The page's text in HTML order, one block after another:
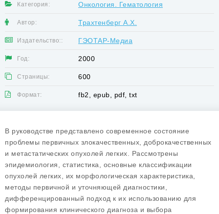
Категория: Онкология. Гематология
Автор: Трахтенберг А.Х.
Издательство:: ГЭОТАР-Медиа
Год: 2000
Страницы: 600
Формат: fb2, epub, pdf, txt
В руководстве представлено современное состояние
проблемы первичных злокачественных, доброкачественных
и метастатических опухолей легких. Рассмотрены
эпидемиология, статистика, основные классификации
опухолей легких, их морфологическая характеристика,
методы первичной и уточняющей диагностики,
дифференцированный подход к их использованию для
формирования клинического диагноза и выбора